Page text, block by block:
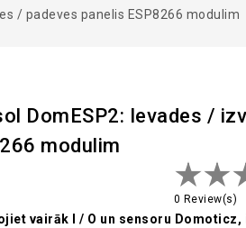
/ padeves panelis ESP8266 modulim
DomESP2: Ievades /
modulim
0 Review(s)
vairāk I / O un sensoru